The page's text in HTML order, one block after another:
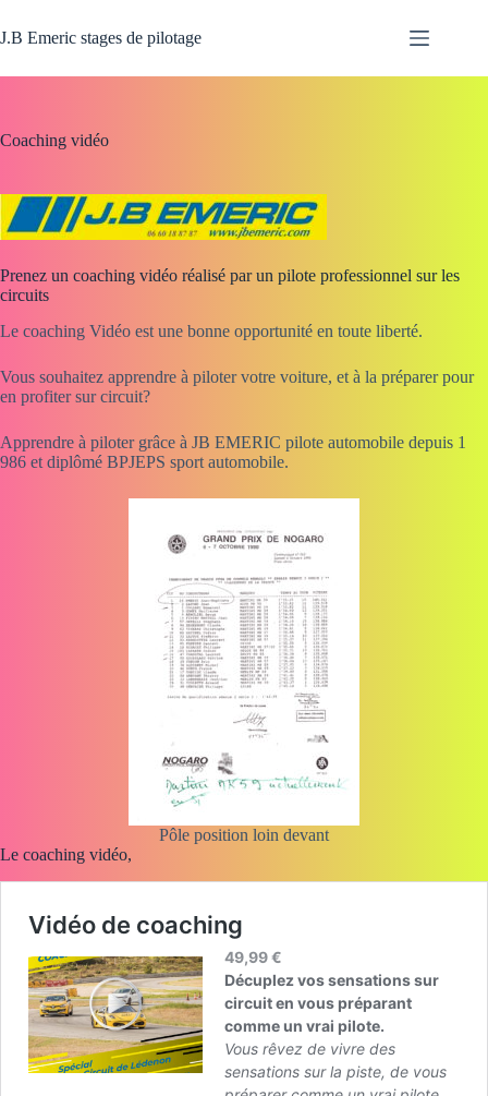
au
contenu
J.B Emeric stages de pilotage
Coaching vidéo
Prenez un coaching vidéo réalisé par un pilote professionnel sur les
circuits
Le coaching Vidéo est une bonne opportunité en toute liberté.
Vous souhaitez apprendre à piloter votre voiture, et à la préparer pour
en profiter sur circuit?
Apprendre à piloter grâce à JB EMERIC pilote automobile depuis 1
986 et diplômé BPJEPS sport automobile.
Pôle position loin devant
Le coaching vidéo,